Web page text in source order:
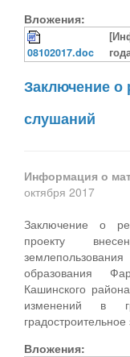
Вложения:
08102017.doc
Заключение о
слушаний
Информация о
октября 2017
Заключение о
проекту
образования
Кашинского
изменений в
Вложения: